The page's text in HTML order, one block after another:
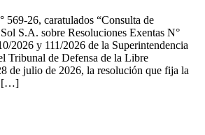
569-26, caratulados “Consulta de
S.A. sobre Resoluciones Exentas N°
2026 y 111/2026 de la Superintendencia
Tribunal de Defensa de la Libre
de julio de 2026, la resolución que fija la
[…]